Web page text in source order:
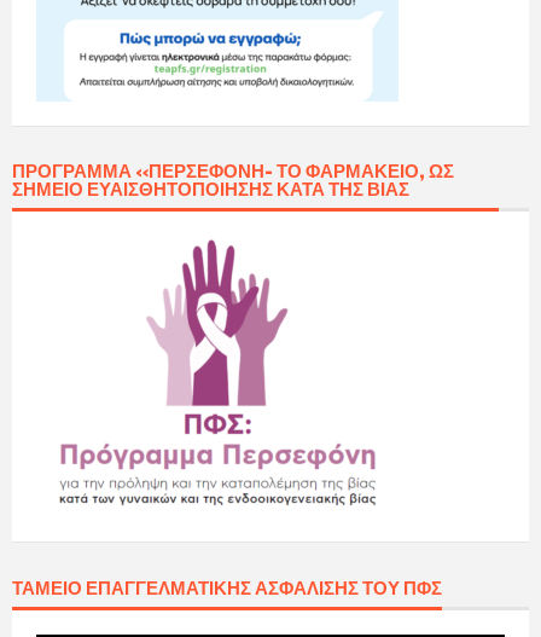
ΠΡΌΓΡΑΜΜΑ «ΠΕΡΣΕΦΌΝΗ- ΤΟ ΦΑΡΜΑΚΕΊΟ, ΩΣ
ΣΗΜΕΊΟ ΕΥΑΙΣΘΗΤΟΠΟΊΗΣΗΣ ΚΑΤΆ ΤΗΣ ΒΊΑΣ
ΤΑΜΕΊΟ ΕΠΑΓΓΕΛΜΑΤΙΚΉΣ ΑΣΦΆΛΙΣΗΣ ΤΟΥ ΠΦΣ